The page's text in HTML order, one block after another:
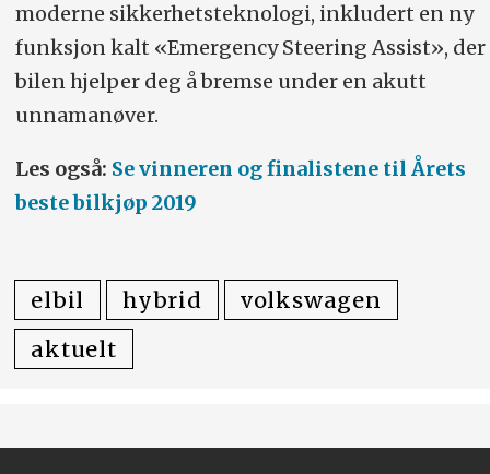
moderne sikkerhetsteknologi, inkludert en ny
funksjon kalt «Emergency Steering Assist», der
bilen hjelper deg å bremse under en akutt
unnamanøver.
Les også: Se vinneren og finalistene til Årets
beste bilkjøp 2019
elbil hybrid
volkswagen
aktuelt